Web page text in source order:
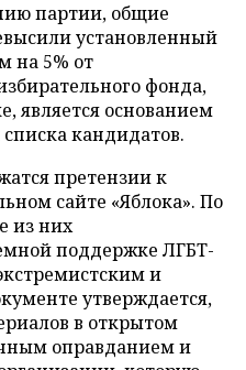
партии, общие
установленный
на 5% от
фонда,
является основанием
кандидатов.
претензии к
сайте «Яблока». По
из них
поддержке ЛГБТ-
и
утверждается,
в открытом
оправданием и